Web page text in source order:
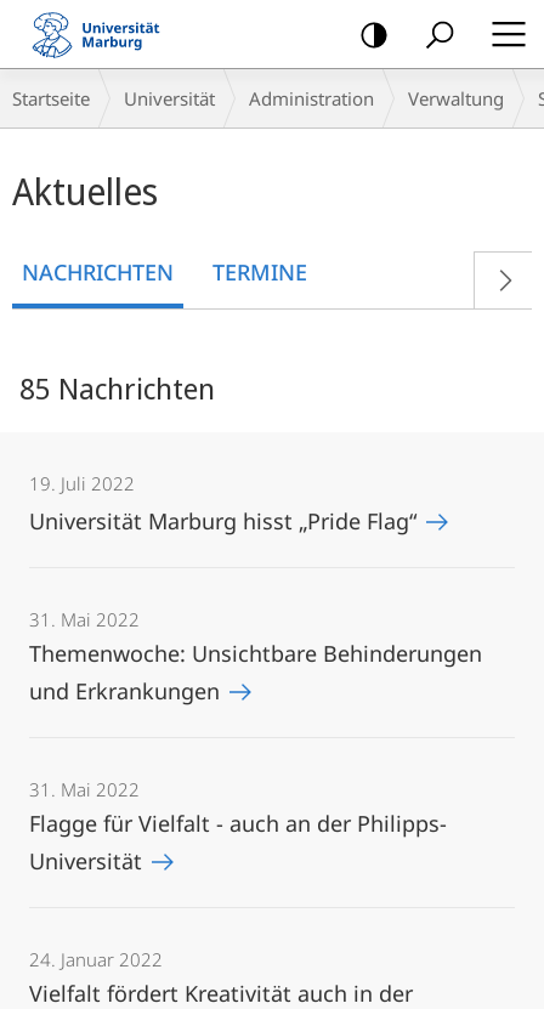
Mobile-
Navigation
Breadcrumb-
Navigation
Startseite Universität Administration Verwaltung
Aktuelles
NACHRICHTEN TERMINE
85 Nachrichten
19. Juli 2022
Universität Marburg hisst „Pride Flag“
31. Mai 2022
Themenwoche: Unsichtbare Behinderungen
und Erkrankungen
31. Mai 2022
Flagge für Vielfalt - auch an der Philipps-
Universität
24. Januar 2022
Vielfalt fördert Kreativität auch in der